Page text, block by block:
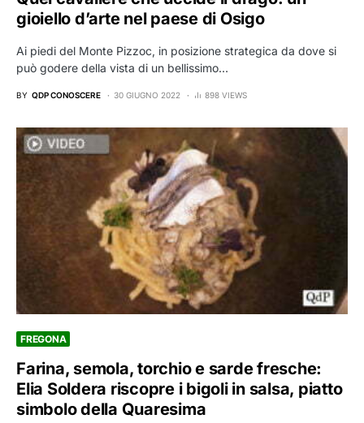
gioiello d’arte nel paese di Osigo
Ai piedi del Monte Pizzoc, in posizione strategica da dove si
può godere della vista di un bellissimo…
BY QDP CONOSCERE 30 GIUGNO 2022 898 VIEWS
FREGONA
Farina, semola, torchio e sarde fresche:
Elia Soldera riscopre i bigoli in salsa, piatto
simbolo della Quaresima